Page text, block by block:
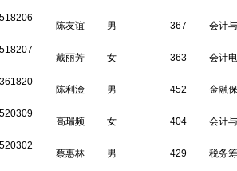
518206
陈友谊 男 367 会计
518207
戴丽芳 女 363 会计
361820
陈利淦 男 452 金融
520309
高瑞频 女 404 会计
520302
蔡惠林 男 429 税务